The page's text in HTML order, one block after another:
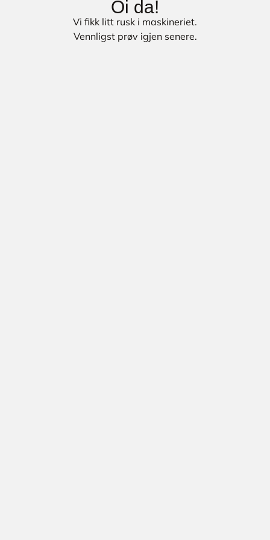
Oi da!
Vi fikk litt rusk i maskineriet.
Vennligst prøv igjen senere.